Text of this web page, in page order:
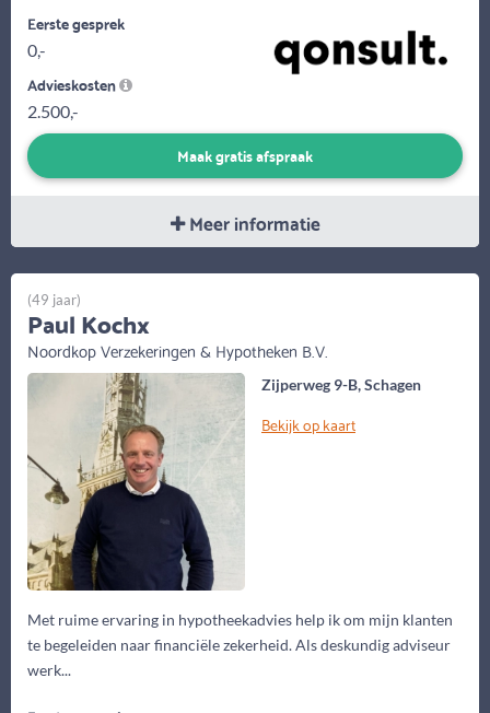
Eerste gesprek
0,-
Advieskosten
2.500,-
Maak gratis afspraak
Meer informatie
Zijperweg 9-B, Schagen
Bekijk op kaart
Met ruime ervaring in hypotheekadvies help ik om mijn klanten
te begeleiden naar financiële zekerheid. Als deskundig adviseur
werk...
(49 jaar)
Paul Kochx
Noordkop Verzekeringen & Hypotheken B.V.